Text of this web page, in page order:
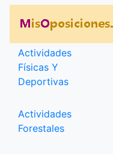
Categorías
Actividades
Físicas Y
Deportivas
Actividades
Forestales